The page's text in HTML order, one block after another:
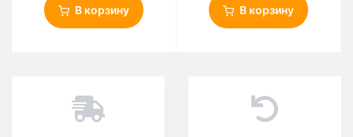
В корзину В корзину